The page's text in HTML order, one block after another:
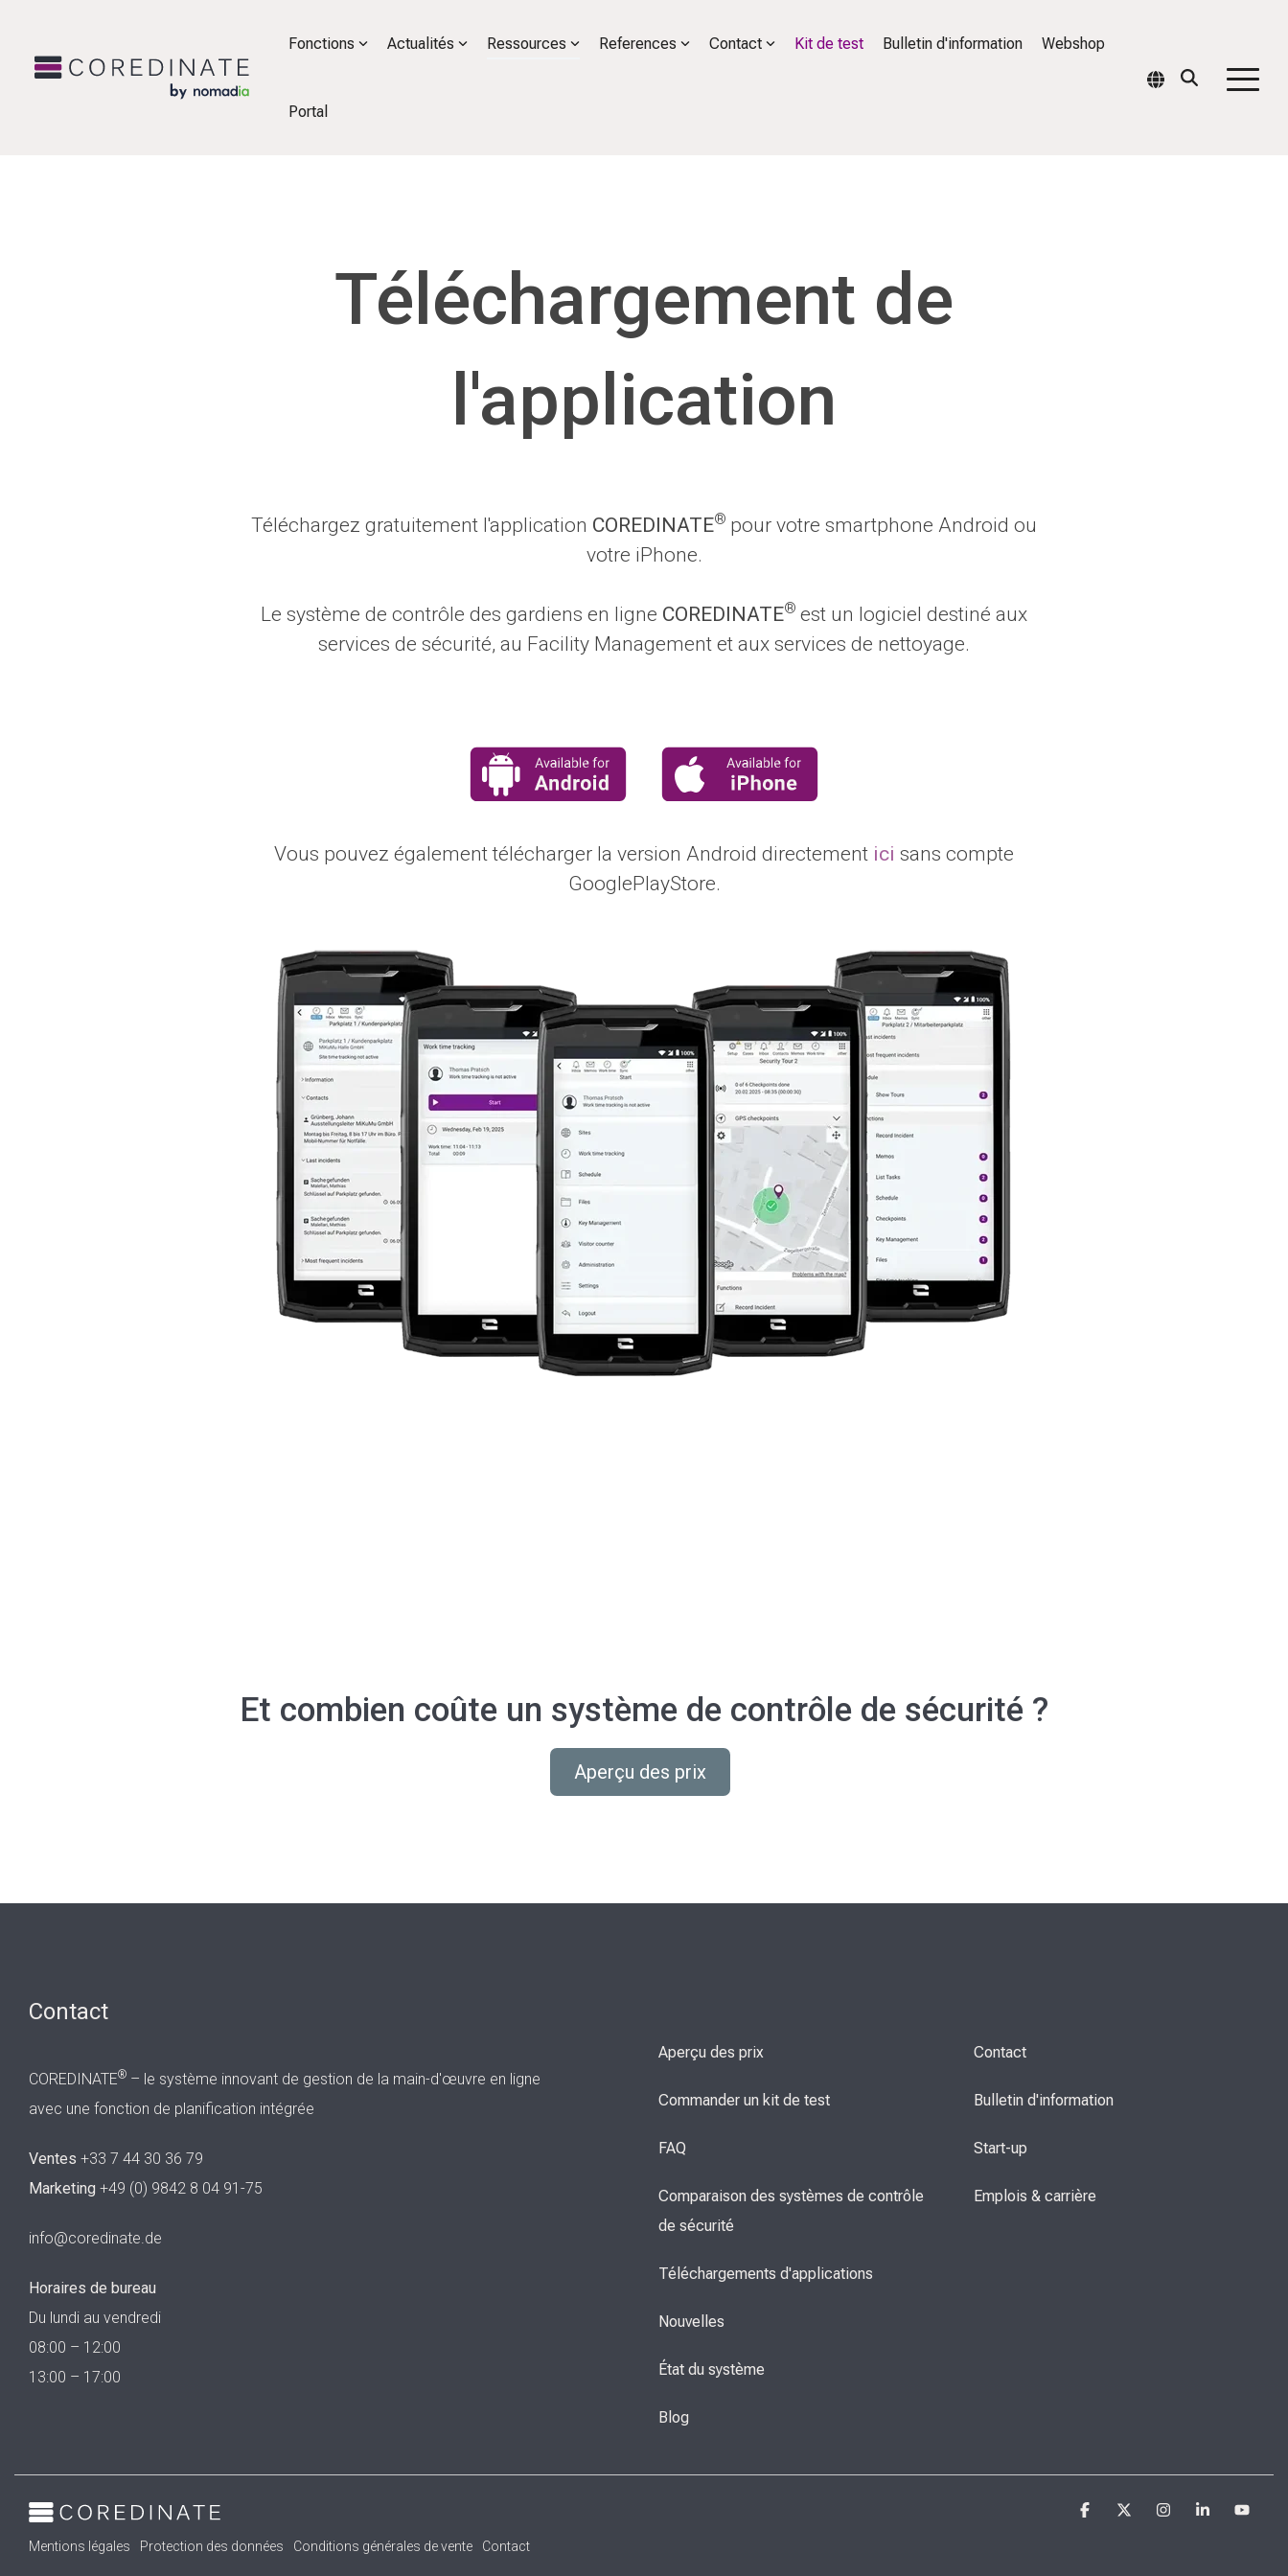
Fonctions Actualités Ressources References Contact Kit de test Bulletin d'information Webshop
Portal
Téléchargement de
l'application
Téléchargez gratuitement l'application COREDINATE® pour votre smartphone Android ou
votre iPhone.
Le système de contrôle des gardiens en ligne COREDINATE® est un logiciel destiné aux
services de sécurité, au Facility Management et aux services de nettoyage.
Vous pouvez également télécharger la version Android directement ici sans compte
GooglePlayStore.
Et combien coûte un système de contrôle de sécurité ?
Aperçu des prix
Contact
COREDINATE® – le système innovant de gestion de la main-d'œuvre en ligne
avec une fonction de planification intégrée
Ventes +33 7 44 30 36 79
Marketing +49 (0) 9842 8 04 91-75
info@coredinate.de
Horaires de bureau
Du lundi au vendredi
08:00 – 12:00
13:00 – 17:00
Aperçu des prix
Commander un kit de test
FAQ
Comparaison des systèmes de contrôle
de sécurité
Téléchargements d'applications
Nouvelles
État du système
Blog
Contact
Bulletin d'information
Start-up
Emplois & carrière
Mentions légales Protection des données Conditions générales de vente Contact
Facebook Instagram